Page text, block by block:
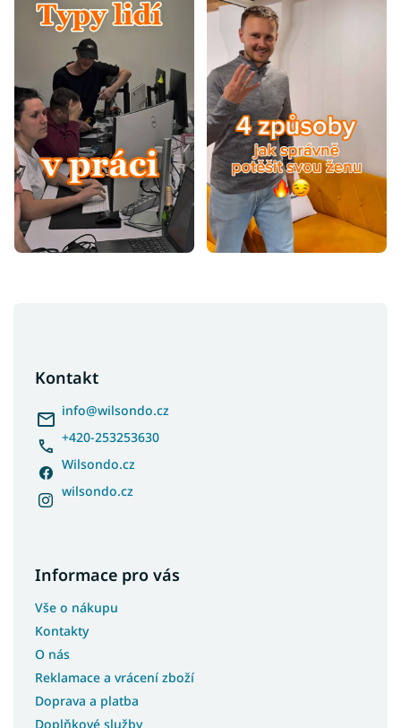
Kontakt
info@wilsondo.cz
+420-253253630
Wilsondo.cz
wilsondo.cz
Informace pro vás
Vše o nákupu
Kontakty
O nás
Reklamace a vrácení zboží
Doprava a platba
Doplňkové služby